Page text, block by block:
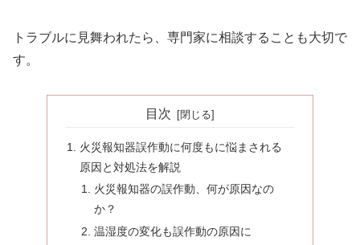
トラブルに見舞われたら、専門家に相談することも大切で
す。
目次
火災報知器誤作動に何度もに悩まされる
原因と対処法を解説
火災報知器の誤作動、何が原因なの
か？
温湿度の変化も誤作動の原因に